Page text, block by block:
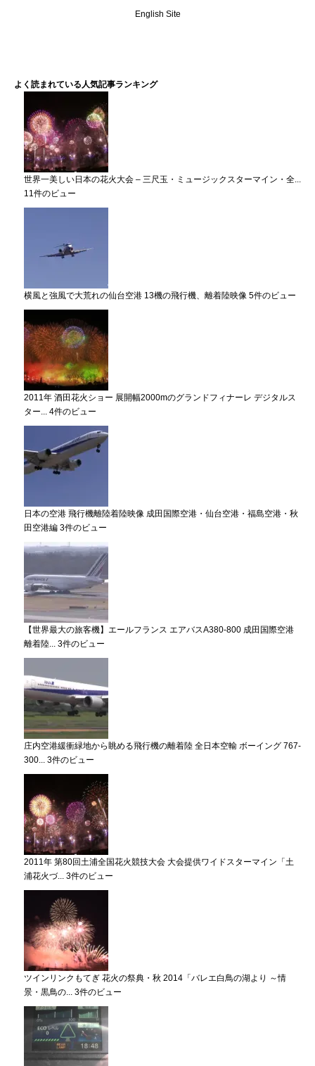
English Site
よく読まれている人気記事ランキング
世界一美しい日本の花火大会 – 三尺玉・ミュージックスターマイン・全...
11件のビュー
横風と強風で大荒れの仙台空港 13機の飛行機、離着陸映像 5件のビュー
2011年 酒田花火ショー 展開幅2000mのグランドフィナーレ デジタルス
ター... 4件のビュー
日本の空港 飛行機離陸着陸映像 成田国際空港・仙台空港・福島空港・秋
田空港編 3件のビュー
【世界最大の旅客機】エールフランス エアバスA380-800 成田国際空港
離着陸... 3件のビュー
庄内空港緩衝緑地から眺める飛行機の離着陸 全日本空輸 ボーイング 767-
300... 3件のビュー
2011年 第80回土浦全国花火競技大会 大会提供ワイドスターマイン「土
浦花火づ... 3件のビュー
ツインリンクもてぎ 花火の祭典・秋 2014「バレエ白鳥の湖より ～情
景・黒鳥の... 3件のビュー